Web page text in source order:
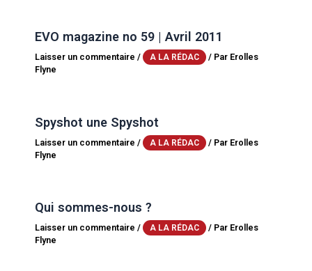
EVO magazine no 59 | Avril 2011
Laisser un commentaire / A LA RÉDAC / Par Erolles
Flyne
Spyshot une Spyshot
Laisser un commentaire / A LA RÉDAC / Par Erolles
Flyne
Qui sommes-nous ?
Laisser un commentaire / A LA RÉDAC / Par Erolles
Flyne